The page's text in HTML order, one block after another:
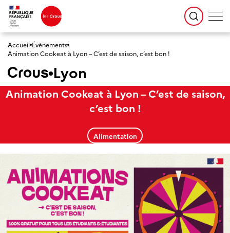
Accueil Évènements
Animation Cookeat à Lyon – C’est de saison, c’est bon !
Lyon
Animation Cookeat à Lyon – C’est de saison,
c’est bon !
Alimentation